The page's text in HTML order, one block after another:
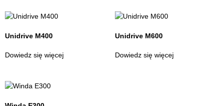
Unidrive M400
Dowiedz się więcej
Unidrive M600
Dowiedz się więcej